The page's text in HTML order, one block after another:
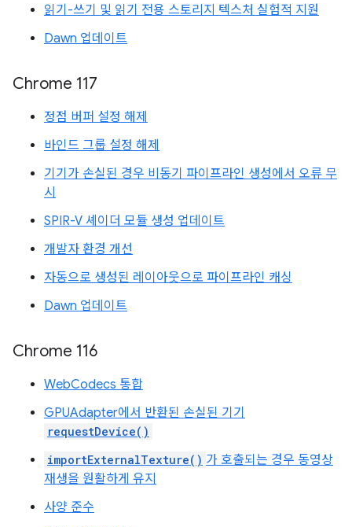
읽기-쓰기 및 읽기 전용 스토리지 텍스처 실험적 지원
Dawn 업데이트
Chrome 117
정점 버퍼 설정 해제
바인드 그룹 설정 해제
기기가 손실된 경우 비동기 파이프라인 생성에서 오류 무
시
SPIR-V 셰이더 모듈 생성 업데이트
개발자 환경 개선
자동으로 생성된 레이아웃으로 파이프라인 캐싱
Dawn 업데이트
Chrome 116
WebCodecs 통합
GPUAdapter에서 반환된 손실된 기기
requestDevice()
importExternalTexture() 가 호출되는 경우 동영상
재생을 원활하게 유지
사양 준수